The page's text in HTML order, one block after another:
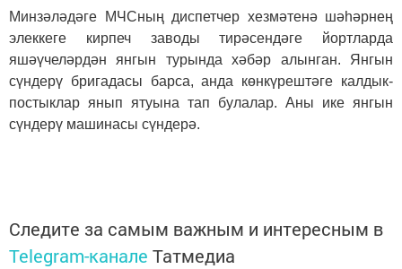
Минзәләдәге МЧСның диспетчер хезмәтенә шәһәрнең
элеккеге кирпеч заводы тирәсендәге йортларда
яшәүчеләрдән янгын турында хәбәр алынган. Янгын
сүндерү бригадасы барса, анда көнкүрештәге калдык-
постыклар янып ятуына тап булалар. Аны ике янгын
сүндерү машинасы сүндерә.
Следите за самым важным и интересным в
Telegram-канале Татмедиа